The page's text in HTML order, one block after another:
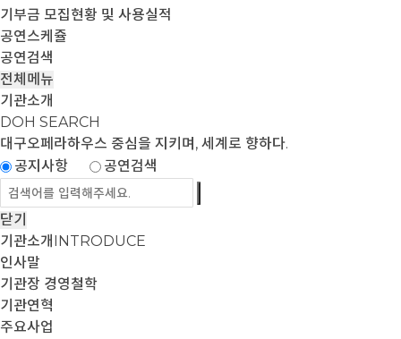
기부금 모집현황 및 사용실적
공연스케쥴
공연검색
전체메뉴
기관소개
DOH SEARCH
대구오페라하우스 중심을 지키며, 세계로 향하다.
공지사항
공연검색
닫기
기관소개 INTRODUCE
인사말
기관장 경영철학
기관연혁
주요사업